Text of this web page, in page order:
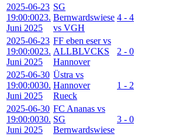
2025-06-23
19:00:0023.
Juni 2025
SG
Bernwardswiese
vs VGH
4 - 4
2025-06-23
19:00:0023.
Juni 2025
FF eben eser vs
ALLBLVCKS
Hannover
2 - 0
2025-06-30
19:00:0030.
Juni 2025
Üstra vs
Hannover
Rueck
1 - 2
2025-06-30
19:00:0030.
Juni 2025
FC Ananas vs
SG
Bernwardswiese
3 - 0